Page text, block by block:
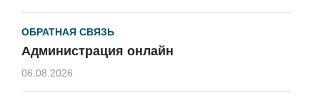
ОБРАТНАЯ СВЯЗЬ
Администрация онлайн
06.08.2026